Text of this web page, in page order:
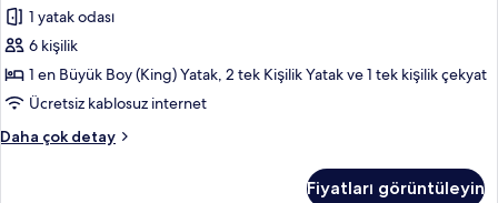
için
tüm
fotoğrafları
görün
1 yatak odası
6 kişilik
1 en Büyük Boy (King) Yatak, 2 tek Kişilik Yatak ve 1 tek kişilik çekyat
Ücretsiz kablosuz internet
Daha çok detay
Grand
Fiyatları görüntüleyin